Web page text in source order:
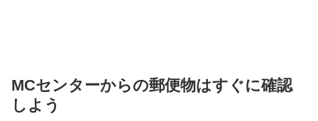
MCセンターからの郵便物はすぐに確認
しよう